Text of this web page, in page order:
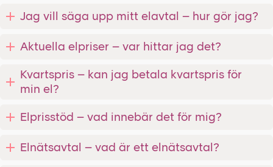
Jag vill säga upp mitt elavtal – hur gör jag?
Aktuella elpriser – var hittar jag det?
Kvartspris – kan jag betala kvartspris för
min el?
Elprisstöd – vad innebär det för mig?
Elnätsavtal – vad är ett elnätsavtal?